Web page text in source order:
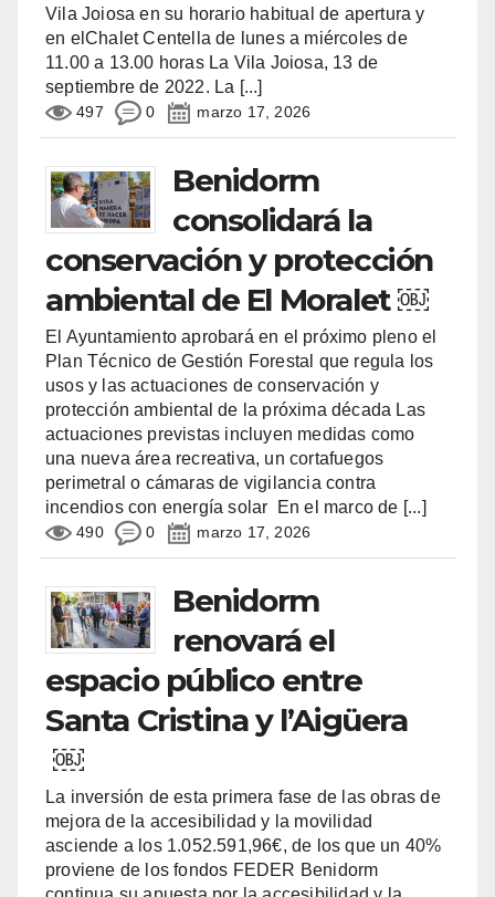
Vila Joiosa en su horario habitual de apertura y
en elChalet Centella de lunes a miércoles de
11.00 a 13.00 horas La Vila Joiosa, 13 de
septiembre de 2022. La [...]
497 0 marzo 17, 2026
Benidorm
consolidará la
conservación y protección
ambiental de El Moralet ￼
El Ayuntamiento aprobará en el próximo pleno el
Plan Técnico de Gestión Forestal que regula los
usos y las actuaciones de conservación y
protección ambiental de la próxima década Las
actuaciones previstas incluyen medidas como
una nueva área recreativa, un cortafuegos
perimetral o cámaras de vigilancia contra
incendios con energía solar En el marco de [...]
490 0 marzo 17, 2026
Benidorm
renovará el
espacio público entre
Santa Cristina y l’Aigüera
￼
La inversión de esta primera fase de las obras de
mejora de la accesibilidad y la movilidad
asciende a los 1.052.591,96€, de los que un 40%
proviene de los fondos FEDER Benidorm